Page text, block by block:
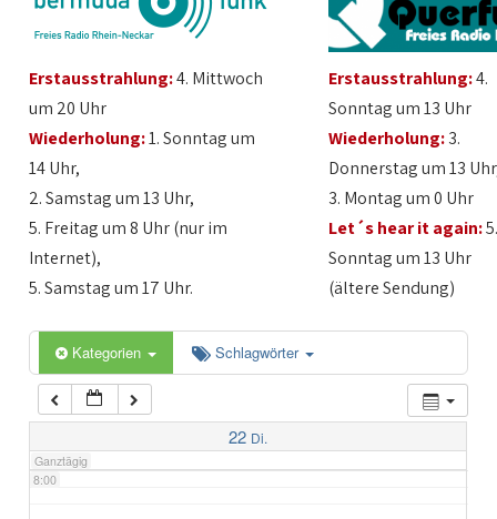
Erstausstrahlung:4. Mittwoch
um 20 Uhr
Wiederholung:1. Sonntag um
14 Uhr,
2. Samstag um 13 Uhr,
5. Freitag um 8 Uhr (nur im
Internet),
5. Samstag um 17 Uhr.
Erstausstrahlung:4.
Sonntag um 13 Uhr
Wiederholung:3.
Donnerstag um 13
3. Montag um 0 Uhr
Let´s hear it again:
Sonntag um 13 Uhr
(ältere Sendung)
Kategorien Schlagwörter
22 Di.
Ganztägig
1:00
2:00
3:00
5:00
6:00
7:00
8:00